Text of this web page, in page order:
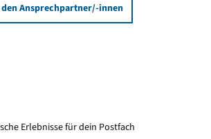
den Ansprechpartner/-innen
Erlebnisse für dein Postfach